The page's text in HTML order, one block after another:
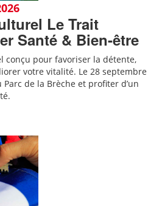
Le Trait
Santé & Bien-être
conçu pour favoriser la détente,
votre vitalité. Le 28 septembre
de la Brèche et profiter d’un